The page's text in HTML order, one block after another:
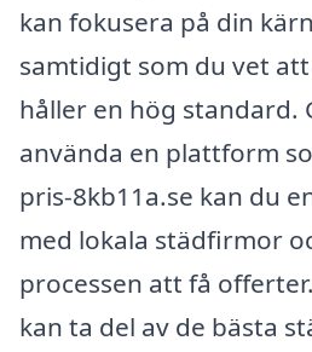
kan fokusera på din
samtidigt som du vet
håller en hög standard.
använda en plattform
pris-8kb11a.se kan du
med lokala städfirmor
processen att få
kan ta del av de bästa